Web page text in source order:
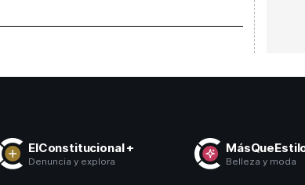
ElConstitucional +
Denuncia y explora Belleza y moda